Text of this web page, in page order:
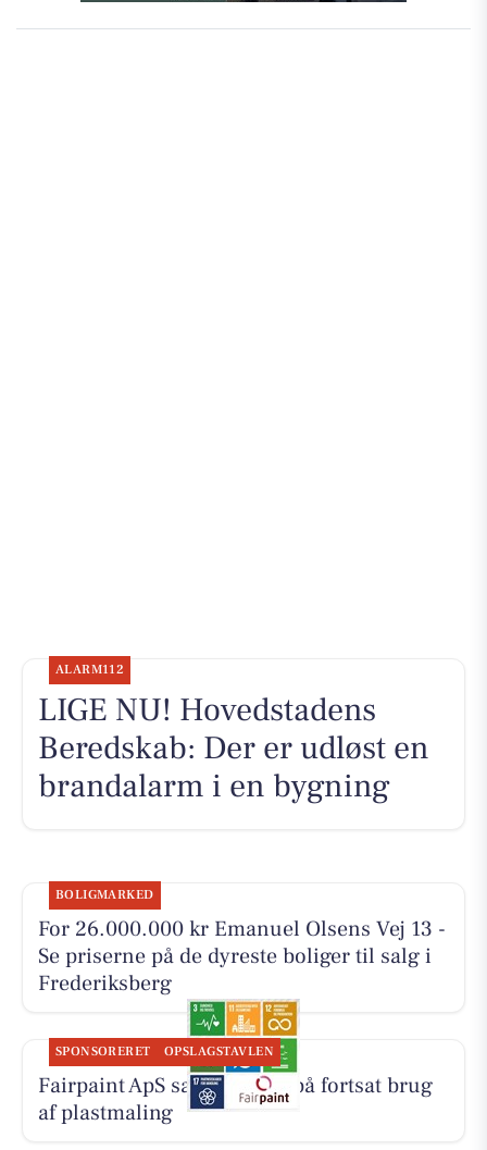
ALARM112
LIGE NU! Hovedstadens
Beredskab: Der er udløst en
brandalarm i en bygning
BOLIGMARKED
For 26.000.000 kr Emanuel Olsens Vej 13 -
Se priserne på de dyreste boliger til salg i
Frederiksberg
SPONSORERET OPSLAGSTAVLEN
Fairpaint ApS sætter fokus på fortsat brug
af plastmaling